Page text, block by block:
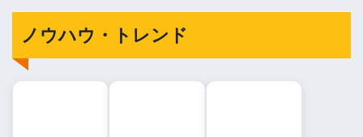
ノウハウ・トレンド